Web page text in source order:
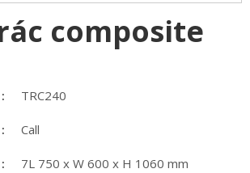
composite
TRC240
Call
7L 750 x W 600 x H 1060 mm